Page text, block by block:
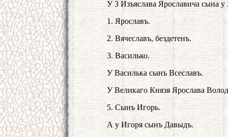
У 3 Изъяслава Ярославича сына
1. Ярославъ.
2. Вячеславъ, бездетенъ.
3. Василько.
У Василька сынъ Всеславъ.
У Великаго Князя Ярослава
5. Сынъ Игорь.
А у Игоря сынъ Давыдъ.